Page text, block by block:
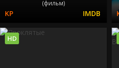
(фильм)
HD